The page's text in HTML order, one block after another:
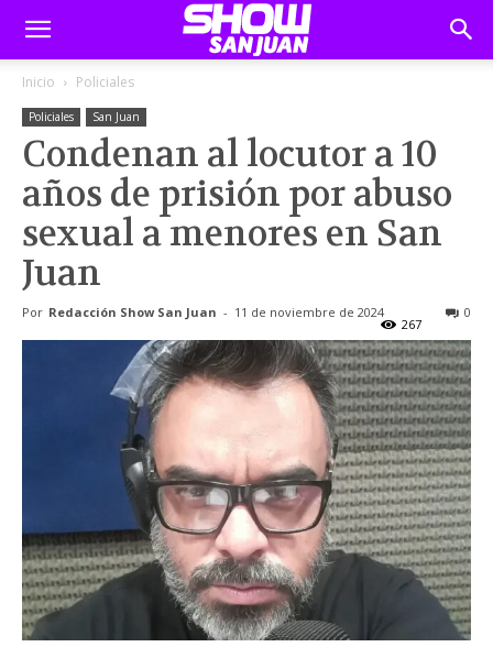
Inicio Policiales
Policiales San Juan
Condenan al locutor a 10
años de prisión por abuso
sexual a menores en San
Juan
Por Redacción Show San Juan - 11 de noviembre de 2024 0
267